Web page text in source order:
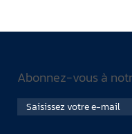
Abonnez-vous à